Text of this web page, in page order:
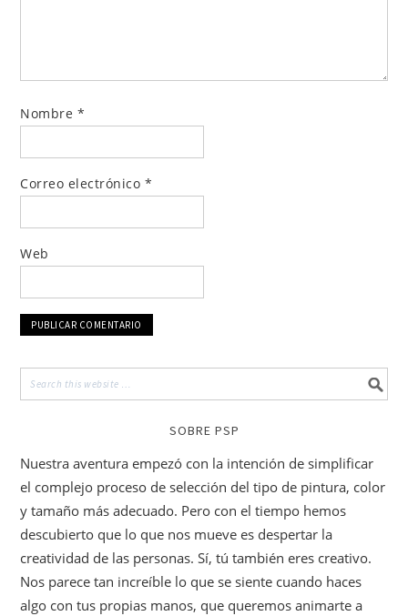
Nombre *
Correo electrónico *
Web
SOBRE PSP
Nuestra aventura empezó con la intención de simplificar
el complejo proceso de selección del tipo de pintura, color
y tamaño más adecuado. Pero con el tiempo hemos
descubierto que lo que nos mueve es despertar la
creatividad de las personas. Sí, tú también eres creativo.
Nos parece tan increíble lo que se siente cuando haces
algo con tus propias manos, que queremos animarte a